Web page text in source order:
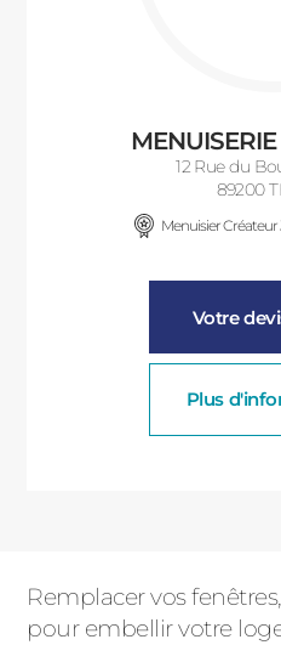
12 Rue du
89200
Menuisier
Votre
Plus
Remplacer vos
pour embellir votre